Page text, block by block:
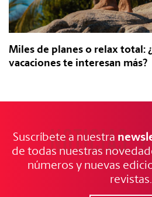
Miles de planes o relax total:
vacaciones te interesan más?
NOTICIAS
Suscríbete a nuestra
de todas nuestras
números y nuevas
revistas.